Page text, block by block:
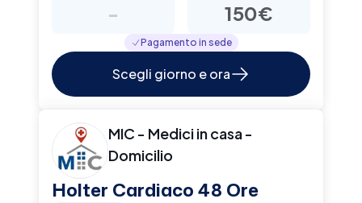
- 150€
Pagamento in sede
Scegli giorno e ora
MIC - Medici in casa -
Domicilio
Holter Cardiaco 48 Ore